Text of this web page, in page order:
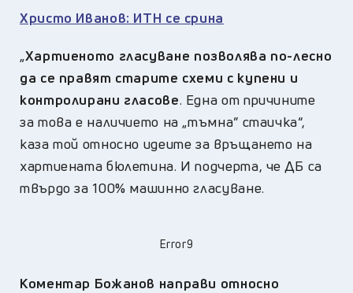
Христо Иванов: ИТН се срина
„Хартиеното гласуване позволява по-лесно
да се правят старите схеми с купени и
контролирани гласове. Една от причините
за това е наличието на „тъмна” стаичка“,
каза той относно идеите за връщането на
хартиената бюлетина. И подчерта, че ДБ са
твърдо за 100% машинно гласуване.
Error9
Коментар Божанов направи относно